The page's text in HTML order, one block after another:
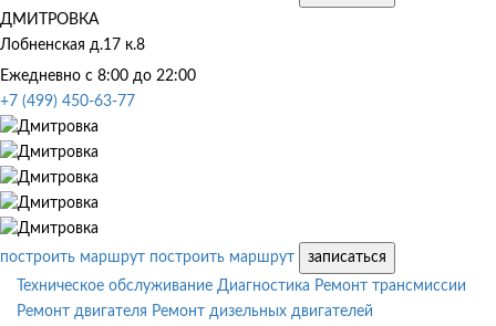
ДМИТРОВКА
Лобненская д.17 к.8
Ежедневно с 8:00 до 22:00
+7 (499) 450-63-77
построить маршрут построить маршрут
записаться
Техническое обслуживание Диагностика Ремонт трансмиссии
Ремонт двигателя Ремонт дизельных двигателей